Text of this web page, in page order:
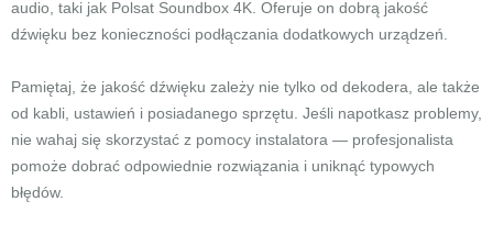
audio, taki jak Polsat Soundbox 4K. Oferuje on dobrą jakość
dźwięku bez konieczności podłączania dodatkowych urządzeń.
Pamiętaj, że jakość dźwięku zależy nie tylko od dekodera, ale także
od kabli, ustawień i posiadanego sprzętu. Jeśli napotkasz problemy,
nie wahaj się skorzystać z pomocy instalatora — profesjonalista
pomoże dobrać odpowiednie rozwiązania i uniknąć typowych
błędów.